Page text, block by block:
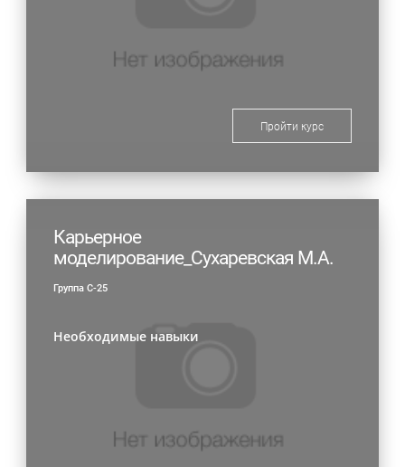
Пройти курс
Карьерное
моделирование_Сухаревская М.А.
Группа С-25
Необходимые навыки